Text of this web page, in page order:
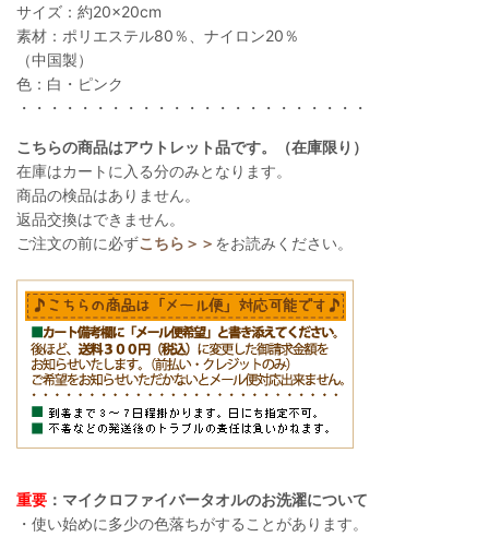
サイズ：約20×20cm
素材：ポリエステル80％、ナイロン20％
（中国製）
色：白・ピンク
・・・・・・・・・・・・・・・・・・・・・・・
こちらの商品はアウトレット品です。（在庫限り）
在庫はカートに入る分のみとなります。
商品の検品はありません。
返品交換はできません。
ご注文の前に必ずこちら＞＞ をお読みください。
重要 ：マイクロファイバータオルのお洗濯について
・使い始めに多少の色落ちがすることがあります。